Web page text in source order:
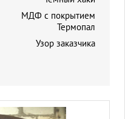
МДФ с покрытием
Термопал
Узор заказчика